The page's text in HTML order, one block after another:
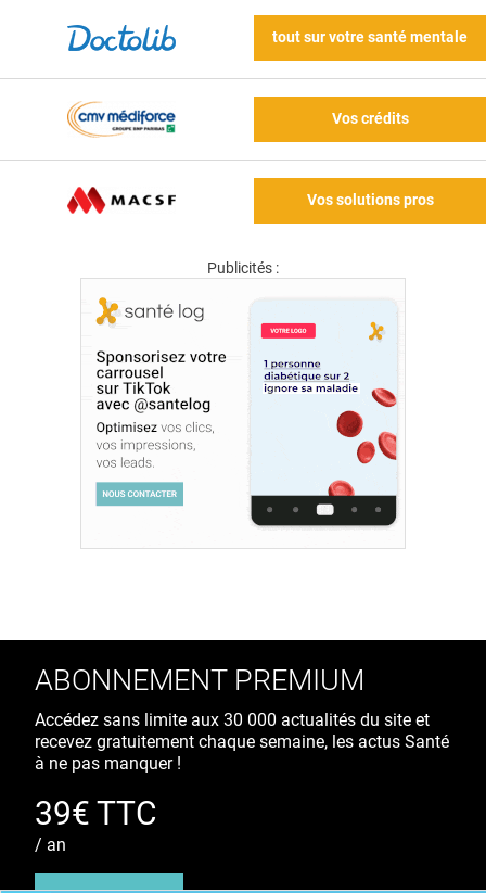
tout sur votre santé mentale
Vos crédits
Vos solutions pros
Publicités :
ABONNEMENT PREMIUM
Accédez sans limite aux 30 000 actualités du site et
recevez gratuitement chaque semaine, les actus Santé
à ne pas manquer !
39€ TTC
/ an